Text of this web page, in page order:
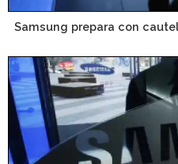
Samsung prepara con